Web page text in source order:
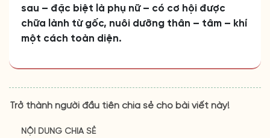
sau – đặc biệt là phụ nữ – có cơ hội được
chữa lành từ gốc, nuôi dưỡng thân – tâm – khí
một cách toàn diện.
Trở thành người đầu tiên chia sẻ cho bài viết này!
NỘI DUNG CHIA SẺ